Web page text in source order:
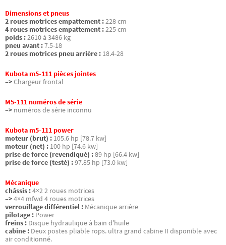
Dimensions et pneus
2 roues motrices empattement :228 cm
4 roues motrices empattement :225 cm
poids :2610 à 3486 kg
pneu avant :7.5-18
2 roues motrices pneu arrière : 18.4-28
Kubota m5-111 pièces jointes
–>Chargeur frontal
M5-111 numéros de série
–> numéros de série inconnu
Kubota m5-111 power
moteur (brut) : 105.6 hp [78.7 kw]
moteur (net) : 100 hp [74.6 kw]
prise de force (revendiqué) :89 hp [66.4 kw]
prise de force (testé) :97.85 hp [73.0 kw]
Mécanique
châssis :4×2 2 roues motrices
–>4×4 mfwd 4 roues motrices
verrouillage différentiel : Mécanique arrière
pilotage : Power
freins : Disque hydraulique à bain d’huile
cabine : Deux postes pliable rops. ultra grand cabine II disponible avec
air conditionné.